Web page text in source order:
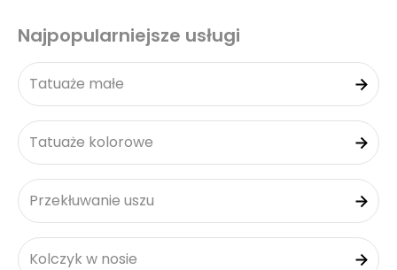
Najpopularniejsze usługi
Tatuaże małe
Tatuaże kolorowe
Przekłuwanie uszu
Kolczyk w nosie